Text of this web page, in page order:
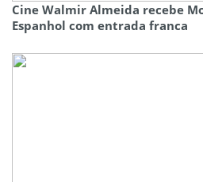
Cine Walmir Almeida recebe
Espanhol com entrada franca